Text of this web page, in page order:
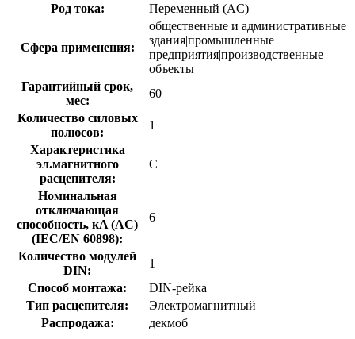
Род тока:
Переменный (AC)
Сфера применения:
общественные и административные
здания|промышленные
предприятия|производственные
объекты
Гарантийный срок,
мес:
60
Количество силовых
полюсов:
1
Характеристика
эл.магнитного
расцепителя:
C
Номинальная
отключающая
способность, кA (AC)
(IEC/EN 60898):
6
Количество модулей
DIN:
1
Способ монтажа:
DIN-рейка
Тип расцепителя:
Электромагнитный
Распродажа:
декмоб